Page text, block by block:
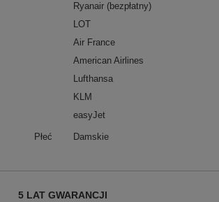
Ryanair (bezpłatny)
LOT
Air France
American Airlines
Lufthansa
KLM
easyJet
Płeć Damskie
5 LAT GWARANCJI